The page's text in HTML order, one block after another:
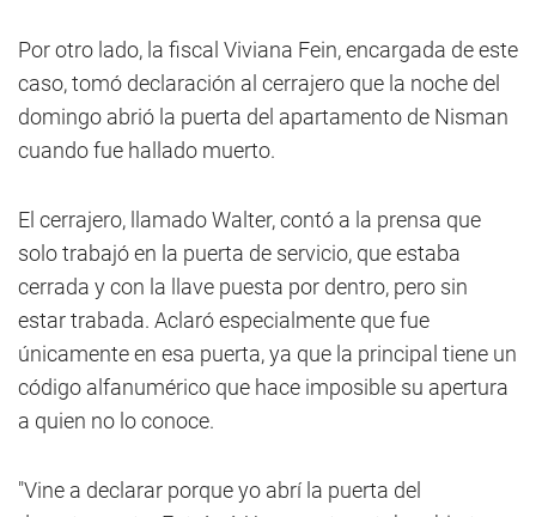
Por otro lado, la fiscal Viviana Fein, encargada de este
caso, tomó declaración al cerrajero que la noche del
domingo abrió la puerta del apartamento de Nisman
cuando fue hallado muerto.
El cerrajero, llamado Walter, contó a la prensa que
solo trabajó en la puerta de servicio, que estaba
cerrada y con la llave puesta por dentro, pero sin
estar trabada. Aclaró especialmente que fue
únicamente en esa puerta, ya que la principal tiene un
código alfanumérico que hace imposible su apertura
a quien no lo conoce.
"Vine a declarar porque yo abrí la puerta del